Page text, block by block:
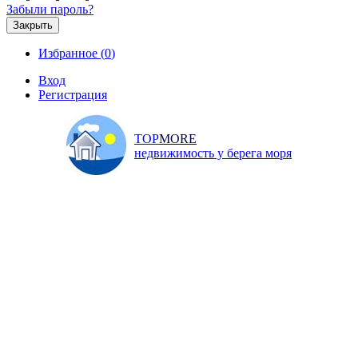
Забыли пароль?
Закрыть
Избранное (0)
Вход
Регистрация
TOPMORE
недвижимость у берега моря